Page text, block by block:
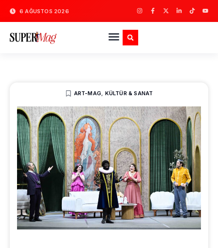
6 AĞUSTOS 2026
ART-MAG, KÜLTÜR & SANAT